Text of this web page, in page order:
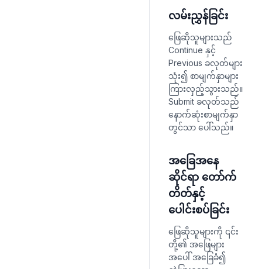
လမ်းညွှန်ခြင်း
ဖြေဆိုသူများသည်
Continue နှင့်
Previous ခလုတ်များ
သုံး၍ စာမျက်နှာများ
ကြားလှည့်သွားသည်။
Submit ခလုတ်သည်
နောက်ဆုံးစာမျက်နှာ
တွင်သာ ပေါ်သည်။
အခြေအနေ
ဆိုင်ရာ တော်က်
တိတ်နှင့်
ပေါင်းစပ်ခြင်း
ဖြေဆိုသူများကို ၎င်း
တို့၏ အဖြေများ
အပေါ် အခြေခံ၍